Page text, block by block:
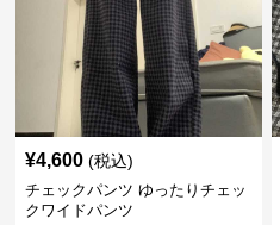
¥4,600 (税込)
チェックパンツ ゆったりチェッ
クワイドパンツ